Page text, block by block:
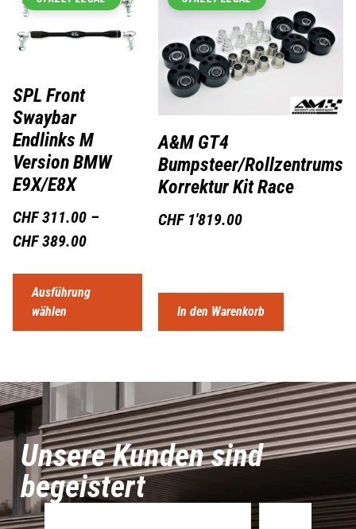
SPL Front
Swaybar
Endlinks M
Version BMW
E9X/E8X
CHF311.00 –
CHF389.00
Ausführung
wählen
A&M GT4
Bumpsteer/Rollzentrums
Korrektur Kit Race
CHF1'819.00
In den Warenkorb
Unsere Kunden sind
begeistert